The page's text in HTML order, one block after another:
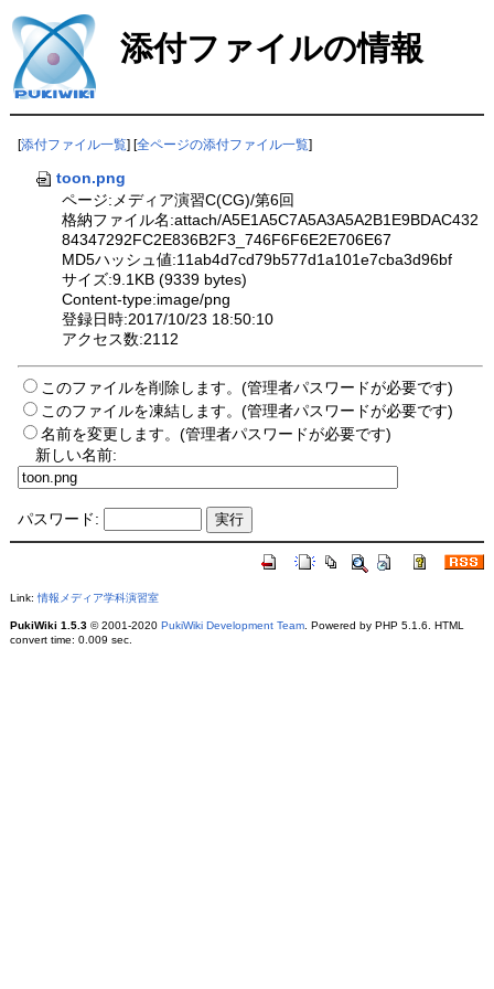
添付ファイルの情報
[添付ファイル一覧] [全ページの添付ファイル一覧]
toon.png
ページ:メディア演習C(CG)/第6回
格納ファイル名:attach/A5E1A5C7A5A3A5A2B1E9BDAC432
84347292FC2E836B2F3_746F6F6E2E706E67
MD5ハッシュ値:11ab4d7cd79b577d1a101e7cba3d96bf
サイズ:9.1KB (9339 bytes)
Content-type:image/png
登録日時:2017/10/23 18:50:10
アクセス数:2112
このファイルを削除します。(管理者パスワードが必要です)
このファイルを凍結します。(管理者パスワードが必要です)
名前を変更します。(管理者パスワードが必要です)
新しい名前:
パスワード:
Link: 情報メディア学科演習室
PukiWiki 1.5.3© 2001-2020 PukiWiki Development Team. Powered by PHP 5.1.6. HTML
convert time: 0.009 sec.